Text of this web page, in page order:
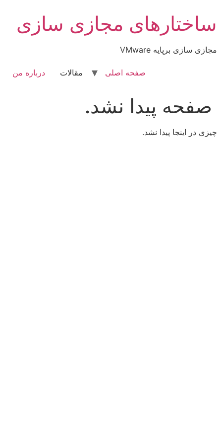
محتوا
ساختارهای مجازی سازی
مجازی سازی برپایه VMware
صفحه اصلی مقالات درباره من
صفحه پیدا نشد.
چیزی در اینجا پیدا نشد.